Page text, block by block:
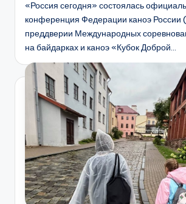
«Россия сегодня» состоялась
конференция Федерации каноэ России
преддверии Международных
на байдарках и каноэ «Кубок Доброй…